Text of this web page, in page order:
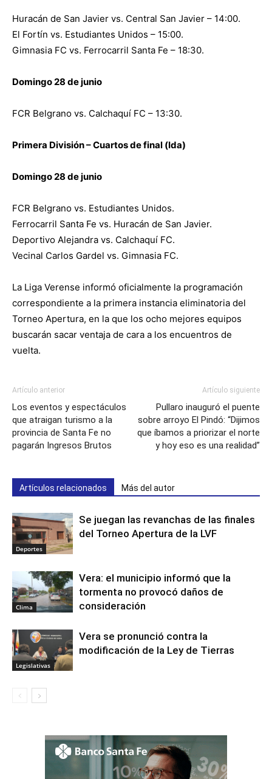
Huracán de San Javier vs. Central San Javier – 14:00.
El Fortín vs. Estudiantes Unidos – 15:00.
Gimnasia FC vs. Ferrocarril Santa Fe – 18:30.
Domingo 28 de junio
FCR Belgrano vs. Calchaquí FC – 13:30.
Primera División – Cuartos de final (Ida)
Domingo 28 de junio
FCR Belgrano vs. Estudiantes Unidos.
Ferrocarril Santa Fe vs. Huracán de San Javier.
Deportivo Alejandra vs. Calchaquí FC.
Vecinal Carlos Gardel vs. Gimnasia FC.
La Liga Verense informó oficialmente la programación
correspondiente a la primera instancia eliminatoria del
Torneo Apertura, en la que los ocho mejores equipos
buscarán sacar ventaja de cara a los encuentros de
vuelta.
Artículo anterior
Los eventos y espectáculos
que atraigan turismo a la
provincia de Santa Fe no
pagarán Ingresos Brutos
Artículo siguiente
Pullaro inauguró el puente
sobre arroyo El Pindó: “Dijimos
que íbamos a priorizar el norte
y hoy eso es una realidad”
Artículos relacionados Más del autor
Deportes
Se juegan las revanchas de las finales
del Torneo Apertura de la LVF
Clima
Vera: el municipio informó que la
tormenta no provocó daños de
consideración
Legislativas
Vera se pronunció contra la
modificación de la Ley de Tierras